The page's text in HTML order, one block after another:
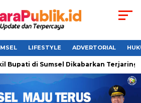
LIFESTYLE ADVERTORIAL
Bupati di Sumsel Dikabarkan Terjaring